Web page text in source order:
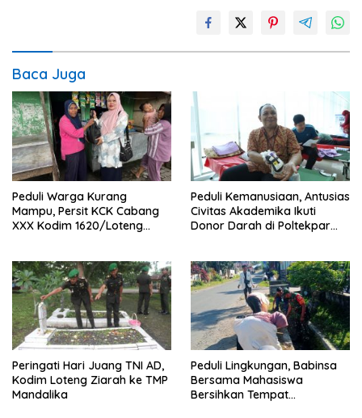
Baca Juga
Peduli Warga Kurang
Mampu, Persit KCK Cabang
XXX Kodim 1620/Loteng
Peduli Kemanusiaan, Antusias
Civitas Akademika Ikuti
Donor Darah di Poltekpar
Peringati Hari Juang TNI AD,
Kodim Loteng Ziarah ke TMP
Mandalika
Peduli Lingkungan, Babinsa
Bersama Mahasiswa
Bersihkan Tempat